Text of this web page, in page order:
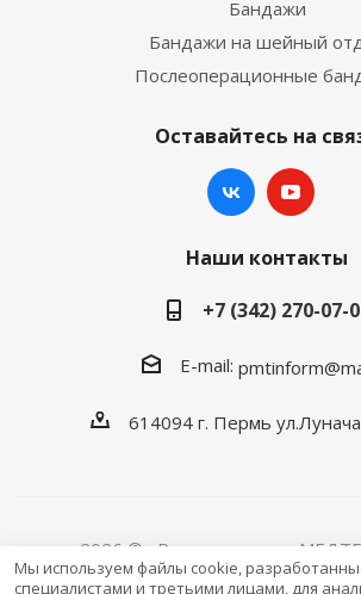
Бандажи
Бандажи на шейный
Послеоперационные
Оставайтесь на
Наши контакты
+7 (342) 270-07-
E-mail:
614094 г. Пермь
2026 © «Розничная сеть
Мы используем файлы cookie,
специалистами и третьими лицами, для